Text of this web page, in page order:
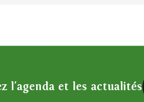
l'agenda et les actualités